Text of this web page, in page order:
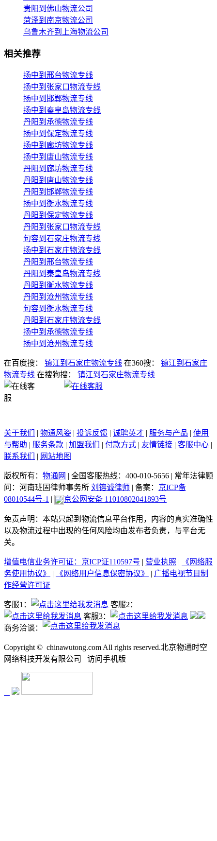
贵阳到佛山物流公司
菏泽到南京物流公司
乌鲁木齐到上海物流公司
相关推荐
扬中到邢台物流专线
扬中到张家口物流专线
扬中到邯郸物流专线
扬中到秦皇岛物流专线
丹阳到承德物流专线
扬中到保定物流专线
扬中到廊坊物流专线
扬中到唐山物流专线
丹阳到廊坊物流专线
丹阳到唐山物流专线
丹阳到邯郸物流专线
扬中到衡水物流专线
丹阳到保定物流专线
丹阳到张家口物流专线
句容到石家庄物流专线
扬中到石家庄物流专线
丹阳到邢台物流专线
丹阳到秦皇岛物流专线
丹阳到衡水物流专线
丹阳到沧州物流专线
句容到衡水物流专线
丹阳到石家庄物流专线
扬中到承德物流专线
扬中到沧州物流专线
在百度搜： 镇江到石家庄物流专线 在360搜：
镇江到石家庄
物流专线 在搜狗搜： 镇江到石家庄物流专线
关于我们 | 物通风姿 | 投诉反馈 | 诚聘英才 | 服务与产品 | 使用
与帮助 | 服务条款 | 加盟我们 | 付款方式 | 友情链接 | 客服中心 |
联系我们
| 网站地图
版权所有： 物通网 | 全国客服热线：400-010-5656 | 常年法律顾
问：河南班固律师事务所 刘镕诚律师 | 备案： 京ICP备
08010544号-1 | 京公网安备 11010802041893号
免责声明：本站只起到物流信息平台作用，内容的真实准确性
以及物流过程中出现的任何风险均由发布者负责，与平台无
关。
增值电信业务许可证：京ICP证110597号 | 营业执照 |
《网络服
务使用协议》
| 《网络用户信息保密协议》 | 广播电视节目制
作经营许可证
客服1：
客服2：
客服3：
商务洽谈：
Copyright © chinawutong.com All rights reserved.北京物通时空
网络科技开发有限公司
访问手机版